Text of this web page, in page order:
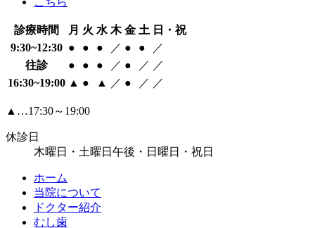
診療時間 月 火 水 木 金 土 日・祝
9:30~12:30 ● ● ● ／ ● ●
／
往診
● ● ● ／ ● ／ ／
16:30~19:00 ▲ ● ▲ ／ ● ／ ／
▲…17:30～19:00
休診日
木曜日・土曜日午後・日曜日・祝日
ホーム
当院について
ドクター紹介
むし歯